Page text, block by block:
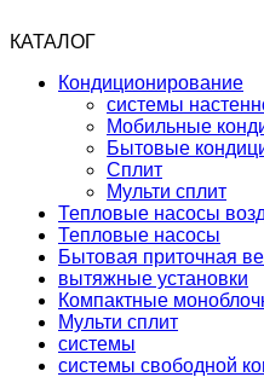
КАТАЛОГ
Кондиционирование
системы
Мобильные
Бытовые
Сплит
Мульти сплит
Тепловые насосы
Тепловые насосы
Бытовая приточная
вытяжные установки
Компактные
Мульти сплит
системы
системы свободной